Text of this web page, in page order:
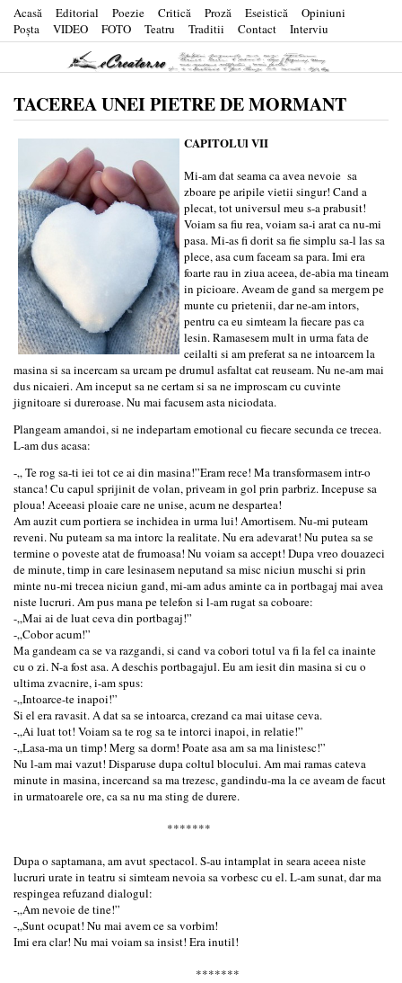
Acasă Editorial Poezie Critică Proză Eseistică
Opiniuni
Poşta
VIDEO FOTO Teatru Traditii Contact Interviu
TACEREA UNEI PIETRE DE MORMANT
CAPITOLUl VII
Mi-am dat seama ca avea nevoie sa
zboare pe aripile vietii singur! Cand a
plecat, tot universul meu s-a prabusit!
Voiam sa fiu rea, voiam sa-i arat ca nu-mi
pasa. Mi-as fi dorit sa fie simplu sa-l las sa
plece, asa cum faceam sa para. Imi era
foarte rau in ziua aceea, de-abia ma tineam
in picioare. Aveam de gand sa mergem pe
munte cu prietenii, dar ne-am intors,
pentru ca eu simteam la fiecare pas ca
lesin. Ramasesem mult in urma fata de
ceilalti si am preferat sa ne intoarcem la
masina si sa incercam sa urcam pe drumul asfaltat cat reuseam. Nu ne-am mai
dus nicaieri. Am inceput sa ne certam si sa ne improscam cu cuvinte
jignitoare si dureroase. Nu mai facusem asta niciodata.
Plangeam amandoi, si ne indepartam emotional cu fiecare secunda ce trecea.
L-am dus acasa:
-„ Te rog sa-ti iei tot ce ai din masina!”Eram rece! Ma transformasem intr-o
stanca! Cu capul sprijinit de volan, priveam in gol prin parbriz. Incepuse sa
ploua! Aceeasi ploaie care ne unise, acum ne despartea!
Am auzit cum portiera se inchidea in urma lui! Amortisem. Nu-mi puteam
reveni. Nu puteam sa ma intorc la realitate. Nu era adevarat! Nu putea sa se
termine o poveste atat de frumoasa! Nu voiam sa accept! Dupa vreo douazeci
de minute, timp in care lesinasem neputand sa misc niciun muschi si prin
minte nu-mi trecea niciun gand, mi-am adus aminte ca in portbagaj mai avea
niste lucruri. Am pus mana pe telefon si l-am rugat sa coboare:
-„Mai ai de luat ceva din portbagaj!”
-„Cobor acum!”
Ma gandeam ca se va razgandi, si cand va cobori totul va fi la fel ca inainte
cu o zi. N-a fost asa. A deschis portbagajul. Eu am iesit din masina si cu o
ultima zvacnire, i-am spus:
-„Intoarce-te inapoi!”
Si el era ravasit. A dat sa se intoarca, crezand ca mai uitase ceva.
-„Ai luat tot! Voiam sa te rog sa te intorci inapoi, in relatie!”
-„Lasa-ma un timp! Merg sa dorm! Poate asa am sa ma linistesc!”
Nu l-am mai vazut! Disparuse dupa coltul blocului. Am mai ramas cateva
minute in masina, incercand sa ma trezesc, gandindu-ma la ce aveam de facut
in urmatoarele ore, ca sa nu ma sting de durere.
*******
Dupa o saptamana, am avut spectacol. S-au intamplat in seara aceea niste
lucruri urate in teatru si simteam nevoia sa vorbesc cu el. L-am sunat, dar ma
respingea refuzand dialogul:
-„Am nevoie de tine!”
-„Sunt ocupat! Nu mai avem ce sa vorbim!
Imi era clar! Nu mai voiam sa insist! Era inutil!
*******